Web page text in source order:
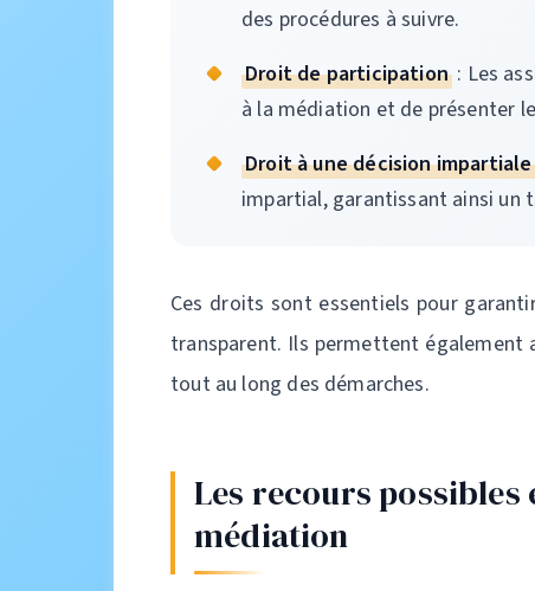
des procédures à suivre.
Droit de participation: Les
à la médiation et de présenter
Droit à une décision impartiale
impartial, garantissant ainsi un
Ces droits sont essentiels pour
transparent. Ils permettent également
tout au long des démarches.
Les recours possibles
médiation